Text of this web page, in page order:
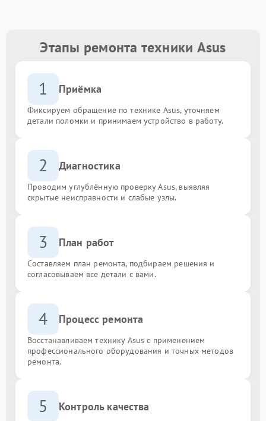
Этапы ремонта техники Asus
1 Приёмка
Фиксируем обращение по технике Asus, уточняем
детали поломки и принимаем устройство в работу.
2 Диагностика
Проводим углублённую проверку Asus, выявляя
скрытые неисправности и слабые узлы.
3 План работ
Составляем план ремонта, подбираем решения и
согласовываем все детали с вами.
4 Процесс ремонта
Восстанавливаем технику Asus с применением
профессионального оборудования и точных методов
ремонта.
5 Контроль качества